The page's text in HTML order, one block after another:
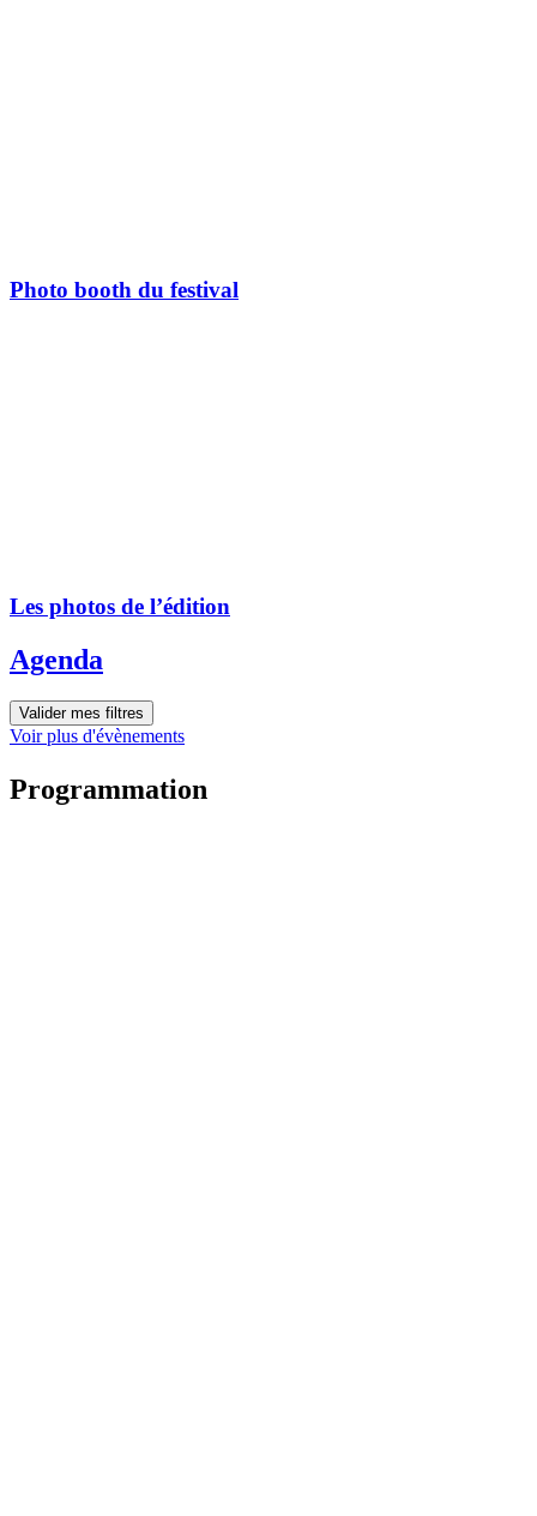
Photo booth du festival
Les photos de l’édition
Agenda
Valider mes filtres
Voir plus d'évènements
Programmation